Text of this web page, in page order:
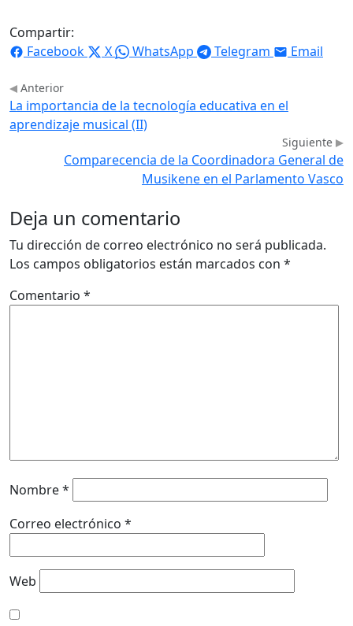
Compartir:
Facebook
X WhatsApp Telegram Email
Anterior
La importancia de la tecnología educativa en el
aprendizaje musical (II)
Siguiente
Comparecencia de la Coordinadora General de
Musikene en el Parlamento Vasco
Deja un comentario
Tu dirección de correo electrónico no será publicada.
Los campos obligatorios están marcados con *
Comentario *
Nombre*
Correo electrónico *
Web